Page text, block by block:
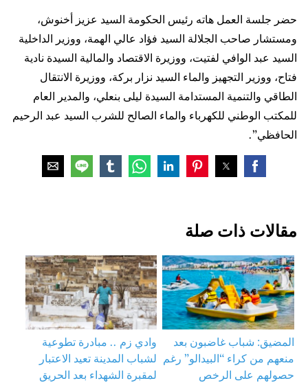
حضر جلسة العمل هاته رئيس الحكومة السيد عزيز أخنوش،
ومستشار صاحب الجلالة السيد فؤاد عالي الهمة، ووزير الداخلية
السيد عبد الوافي لفتيت، ووزيرة الاقتصاد والمالية السيدة نادية
فتاح، ووزير التجهيز والماء السيد نزار بركة، ووزيرة الانتقال
الطاقي والتنمية المستدامة السيدة ليلى بنعلي، والمدير العام
للمكتب الوطني للكهرباء والماء الصالح للشرب السيد عبد الرحيم
الحافظي”.
مقالات ذات صلة
المضيق: شباب غاضبون بعد
منعهم من كراء “البيدالو” رغم
حصولهم على الرخص
وادي زم .. مبادرة تطوعية
لشباب المدينة تعيد الاعتبار
لمقبرة الشهداء بعد الحريق